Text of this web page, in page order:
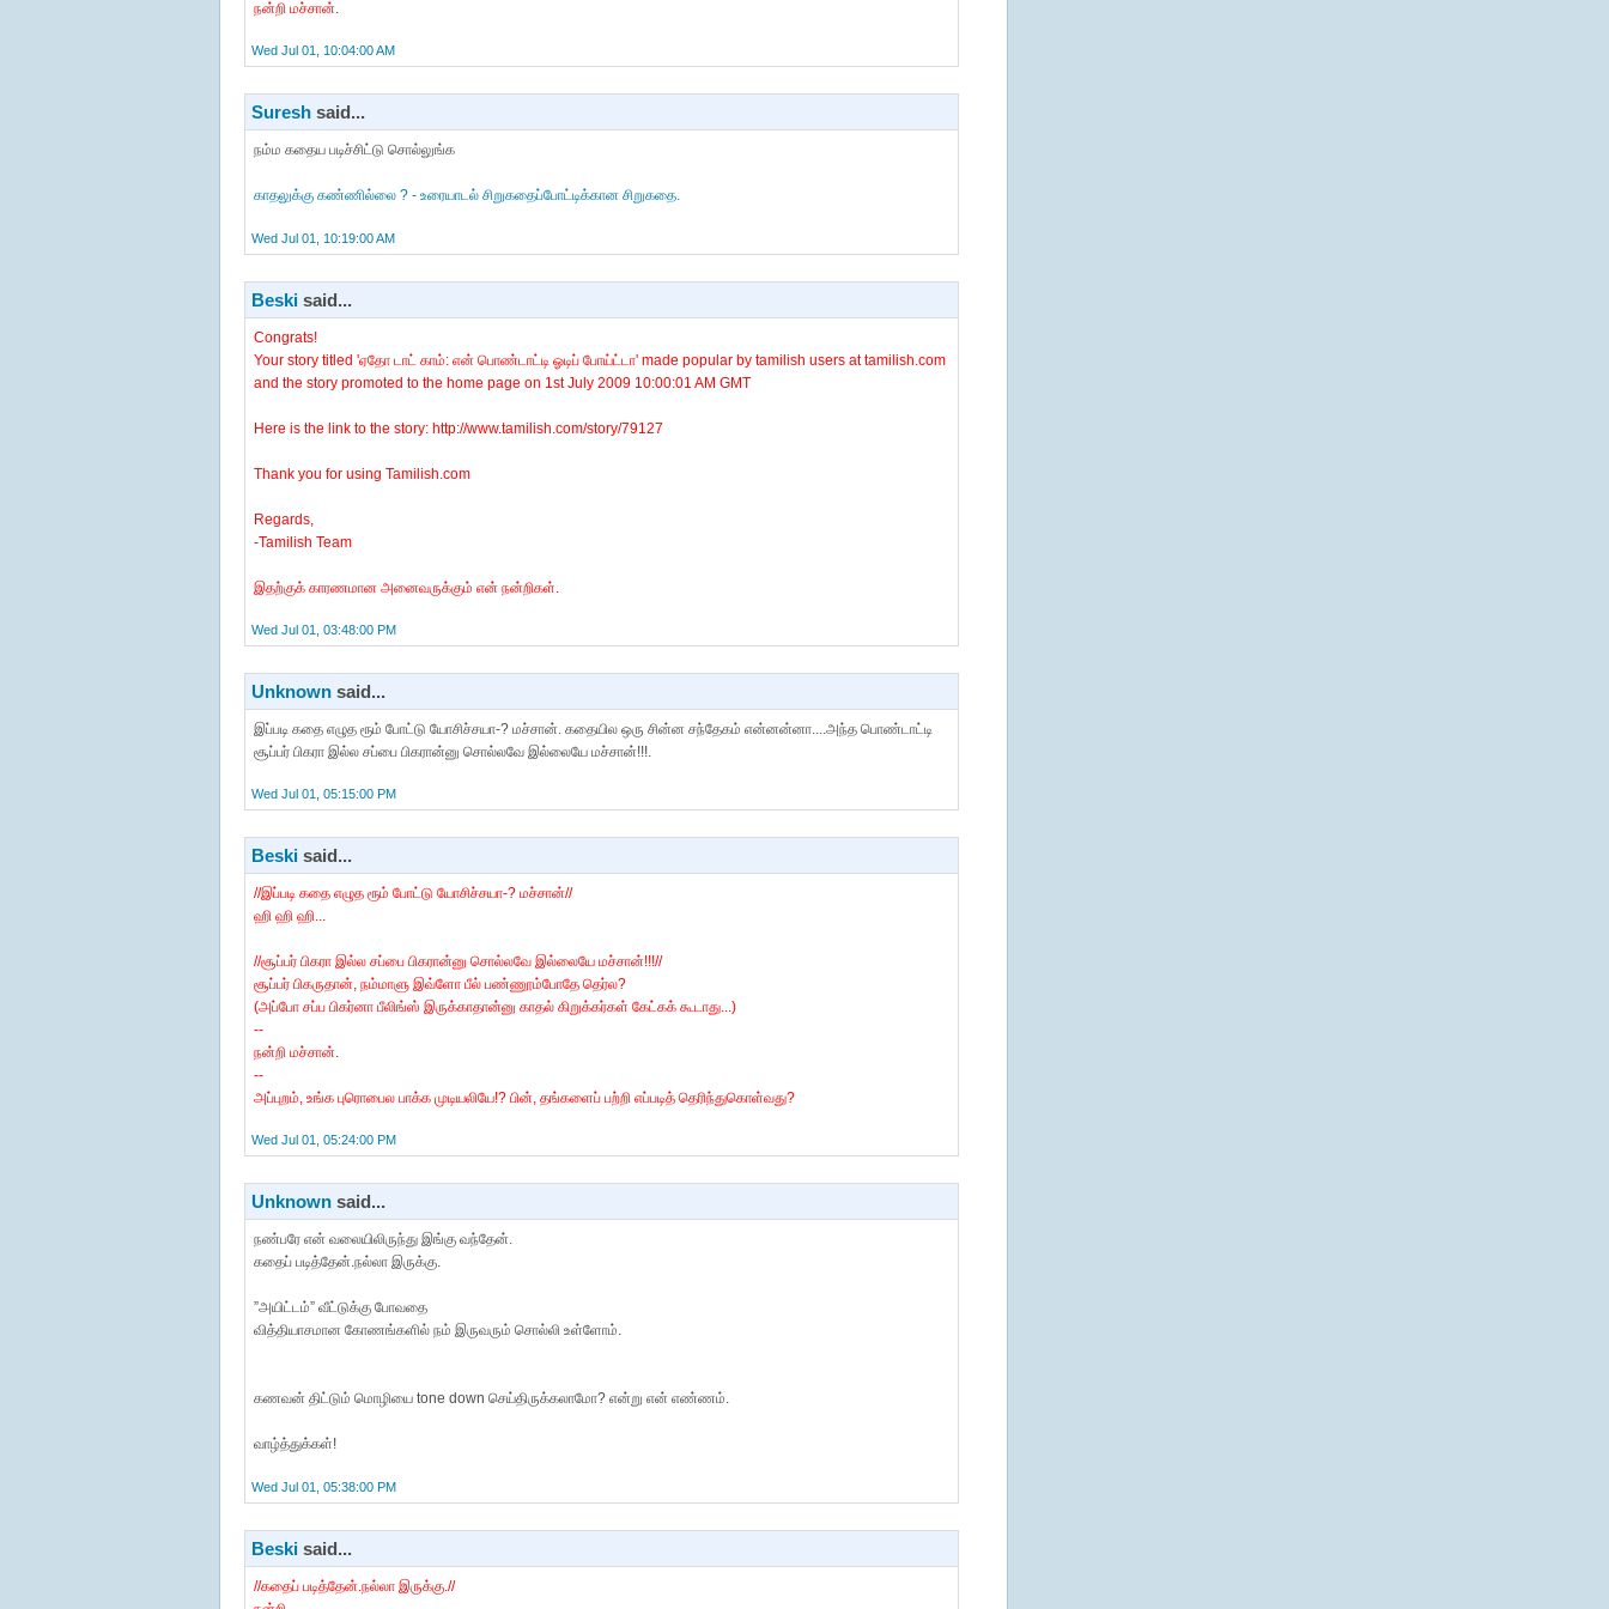
நன்றி மச்சான்.
Wed Jul 01, 10:04:00 AM
Sureshsaid...
நம்ம கதைய படிச்சிட்டு சொல்லுங்க
காதலுக்கு கண்ணில்லை ? - உரையாடல் சிறுகதைப்போட்டிக்கான சிறுகதை.
Wed Jul 01, 10:19:00 AM
Beskisaid...
Congrats!
Your story titled 'ஏதோ டாட் காம்: என் பொண்டாட்டி ஓடிப் போய்ட்டா' made popular by tamilish users at tamilish.com
and the story promoted to the home page on 1st July 2009 10:00:01 AM GMT
Here is the link to the story: http://www.tamilish.com/story/79127
Thank you for using Tamilish.com
Regards,
-Tamilish Team
இதற்குக் காரணமான அனைவருக்கும் என் நன்றிகள்.
Wed Jul 01, 03:48:00 PM
Unknownsaid...
இப்படி கதை எழுத ரூம் போட்டு யோசிச்சயா-? மச்சான். கதையில ஒரு சின்ன சந்தேகம் என்னன்னா....அந்த பொண்டாட்டி
சூப்பர் பிகரா இல்ல சப்பை பிகரான்னு சொல்லவே இல்லையே மச்சான்!!!.
Wed Jul 01, 05:15:00 PM
Beskisaid...
//இப்படி கதை எழுத ரூம் போட்டு யோசிச்சயா-? மச்சான்//
ஹி ஹி ஹி...
//சூப்பர் பிகரா இல்ல சப்பை பிகரான்னு சொல்லவே இல்லையே மச்சான்!!!//
சூப்பர் பிகருதான், நம்மாளு இவ்ளோ பீல் பண்ணூம்போதே தெர்ல?
(அப்போ சப்ப பிகர்னா பீலிங்ஸ் இருக்காதான்னு காதல் கிறுக்கர்கள் கேட்கக் கூடாது...)
--
நன்றி மச்சான்.
--
அப்புறம், உங்க புரொபைல பாக்க முடியலியே!? பின், தங்களைப் பற்றி எப்படித் தெரிந்துகொள்வது?
Wed Jul 01, 05:24:00 PM
Unknownsaid...
நண்பரே என் வலையிலிருந்து இங்கு வந்தேன்.
கதைப் படித்தேன்.நல்லா இருக்கு.
”அயிட்டம்” வீட்டுக்கு போவதை
வித்தியாசமான கோணங்களில் நம் இருவரும் சொல்லி உள்ளோம்.
கணவன் திட்டும் மொழியை tone down செய்திருக்கலாமோ? என்று என் எண்ணம்.
வாழ்த்துக்கள்!
Wed Jul 01, 05:38:00 PM
Beskisaid...
//கதைப் படித்தேன்.நல்லா இருக்கு.//